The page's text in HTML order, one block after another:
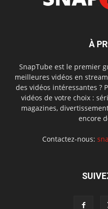
À
SnapTube est le premier
meilleures vidéos en
des vidéos intéressantes ?
vidéos de votre choix :
magazines,
encore
Contactez-nous: